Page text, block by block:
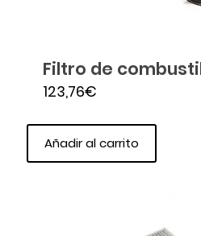
Filtro de
123,76€
Añadir al carrito